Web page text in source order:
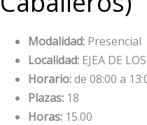
Modalidad: Presencial
Localidad: EJEA DE
Horario:de 08:00 a
Plazas: 18
Horas: 15.00